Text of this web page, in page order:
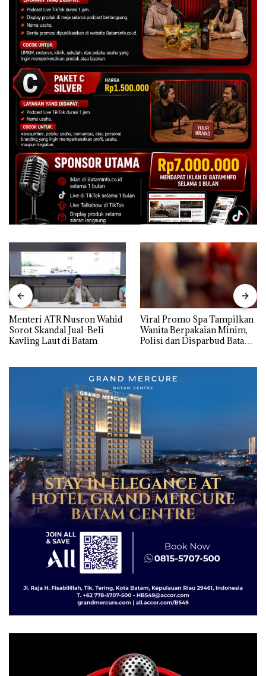
Menteri ATR Nusron Wahid
Sorot Skandal Jual-Beli
Kavling Laut di Batam
Viral Promo Spa Tampilkan
Wanita Berpakaian Minim,
Polisi dan Disparbud Batam